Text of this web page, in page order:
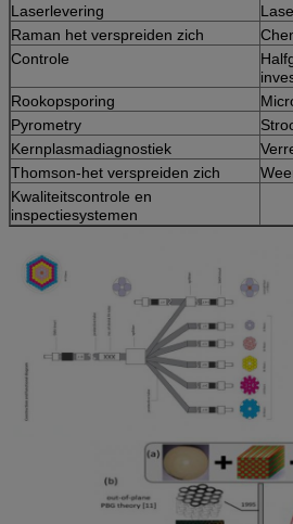
Laserlevering
Raman het verspreiden zich
Controle
Rookopsporing
Pyrometry
Kernplasmadiagnostiek
Thomson-het verspreiden zich
Kwaliteitscontrole en
inspectiesystemen